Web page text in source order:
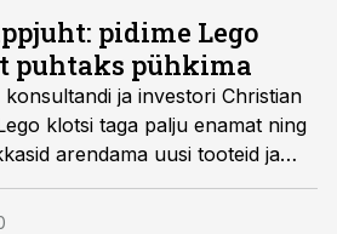
pidime Lego
puhtaks pühkima
ja investori Christian
klotsi taga palju enamat ning
arendama uusi tooteid ja
Lego väärtused ja moodsad